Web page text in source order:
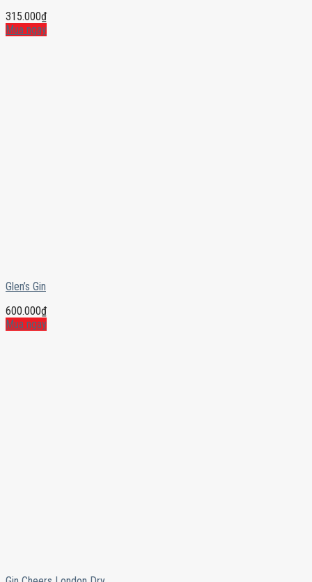
315.000₫
Mua ngay
Glen’s Gin
600.000₫
Mua ngay